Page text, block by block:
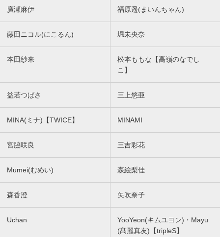
廣瀬麻伊 福原遥(まいんちゃん)
藤田ニコル(にこるん) 堀未央奈
本田紗来
松本ももな【高嶺のなでし
こ】
益若つばさ 三上悠亜
MINA(ミナ)【TWICE】 MINAMI
宮脇咲良 三吉彩花
Mumei(むめい) 森絵梨佳
森香澄 矢吹奈子
Uchan
YooYeon(キムユヨン)・Mayu
(髙麗真友)【tripleS】